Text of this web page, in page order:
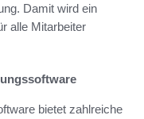
Damit wird ein
alle Mitarbeiter
bietet zahlreiche